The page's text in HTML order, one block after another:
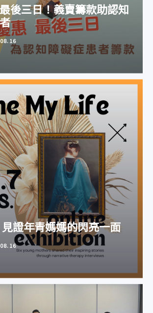
後三日！義賣籌款助認知
見證年青媽媽的閃亮一
證年青媽媽的閃亮一面